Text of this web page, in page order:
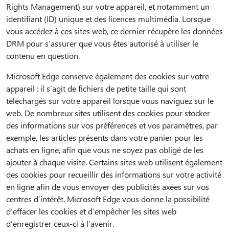
Rights Management) sur votre appareil, et notamment un
identifiant (ID) unique et des licences multimédia. Lorsque
vous accédez à ces sites web, ce dernier récupère les données
DRM pour s’assurer que vous êtes autorisé à utiliser le
contenu en question.
Microsoft Edge conserve également des cookies sur votre
appareil : il s’agit de fichiers de petite taille qui sont
téléchargés sur votre appareil lorsque vous naviguez sur le
web. De nombreux sites utilisent des cookies pour stocker
des informations sur vos préférences et vos paramètres, par
exemple, les articles présents dans votre panier pour les
achats en ligne, afin que vous ne soyez pas obligé de les
ajouter à chaque visite. Certains sites web utilisent également
des cookies pour recueillir des informations sur votre activité
en ligne afin de vous envoyer des publicités axées sur vos
centres d’intérêt. Microsoft Edge vous donne la possibilité
d’effacer les cookies et d’empêcher les sites web
d’enregistrer ceux-ci à l’avenir.